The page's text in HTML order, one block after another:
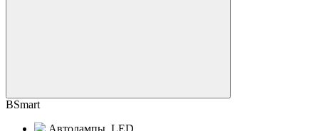
BSmart